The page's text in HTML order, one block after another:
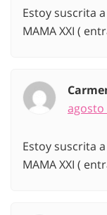
Estoy suscrita
MAMA XXI (
agosto
Estoy suscrita
MAMA XXI (